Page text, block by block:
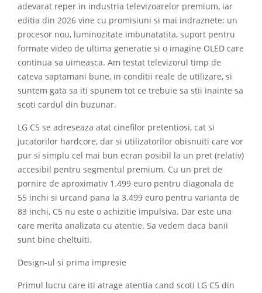
adevarat reper in industria televizoarelor premium, iar
editia din 2026 vine cu promisiuni si mai indraznete: un
procesor nou, luminozitate imbunatatita, suport pentru
formate video de ultima generatie si o imagine OLED care
continua sa uimeasca. Am testat televizorul timp de
cateva saptamani bune, in conditii reale de utilizare, si
suntem gata sa iti spunem tot ce trebuie sa stii inainte sa
scoti cardul din buzunar.
LG C5 se adreseaza atat cinefilor pretentiosi, cat si
jucatorilor hardcore, dar si utilizatorilor obisnuiti care vor
pur si simplu cel mai bun ecran posibil la un pret (relativ)
accesibil pentru segmentul premium. Cu un pret de
pornire de aproximativ 1.499 euro pentru diagonala de
55 inchi si urcand pana la 3.499 euro pentru varianta de
83 inchi, C5 nu este o achizitie impulsiva. Dar este una
care merita analizata cu atentie. Sa vedem daca banii
sunt bine cheltuiti.
Design-ul si prima impresie
Primul lucru care iti atrage atentia cand scoti LG C5 din